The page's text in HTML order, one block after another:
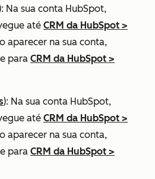
Na sua conta HubSpot,
até CRM da HubSpot >
aparecer na sua conta,
para CRM da HubSpot >
): Na sua conta HubSpot,
até CRM da HubSpot >
aparecer na sua conta,
para CRM da HubSpot >